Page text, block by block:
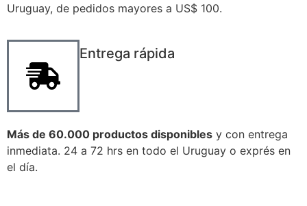
Uruguay, de pedidos mayores a US$ 100.
Entrega rápida
Más de 60.000 productos disponibles y con entrega
inmediata. 24 a 72 hrs en todo el Uruguay o exprés en
el día.